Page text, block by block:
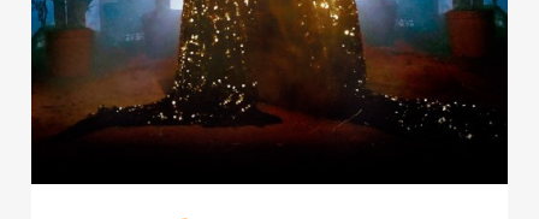
Aviso Legal
© 2015-2022 UMOMAG. PROPIEDAD DE UMO agency. TODOS LOS
DERECHOS RESERVADOS.